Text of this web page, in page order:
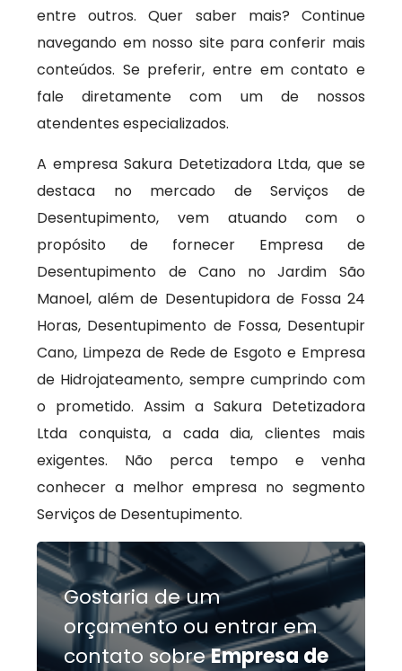
entre outros. Quer saber mais? Continue
navegando em nosso site para conferir mais
conteúdos. Se preferir, entre em contato e
fale diretamente com um de nossos
atendentes especializados.
A empresa Sakura Detetizadora Ltda, que se
destaca no mercado de Serviços de
Desentupimento, vem atuando com o
propósito de fornecer Empresa de
Desentupimento de Cano no Jardim São
Manoel, além de Desentupidora de Fossa 24
Horas, Desentupimento de Fossa, Desentupir
Cano, Limpeza de Rede de Esgoto e Empresa
de Hidrojateamento, sempre cumprindo com
o prometido. Assim a Sakura Detetizadora
Ltda conquista, a cada dia, clientes mais
exigentes. Não perca tempo e venha
conhecer a melhor empresa no segmento
Serviços de Desentupimento.
Gostaria de um
orçamento ou entrar em
contato sobreEmpresa de